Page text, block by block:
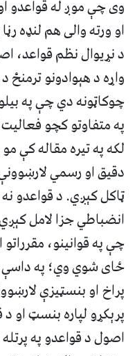
وی چې موږ له قواعدو
او ورته والی هم لنډه
د نړیوال نظم قواعد،
واړه د هېوادونو
چوکاټونه دي چې په
په متفاوتو کچو
لکه په تیره مقاله
دقیق او رسمي
ټاکل کېږي. د قواعدو
انضباطي جزا لامل
چې په قوانینو،
ځای شوي وي؛ په
پراخ او بنسټیزې
پرېکړو لپاره بنسټ او
اصول د قواعدو په